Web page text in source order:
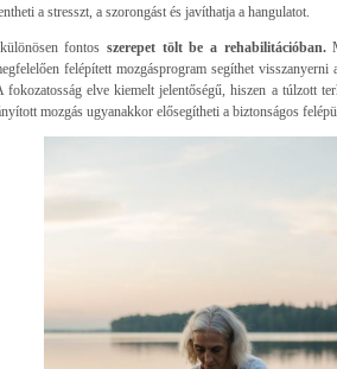
a stresszt, a szorongást és javíthatja a hangulatot.
fontos szerepet tölt be a rehabilitációban.
felépített mozgásprogram segíthet visszanyerni
fokozatosság elve kiemelt jelentőségű, hiszen a túlzott
mozgás ugyanakkor elősegítheti a biztonságos